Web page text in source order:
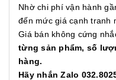
Nhờ chi phí vận hành
đến mức giá cạnh tranh
Giá bán không cứng
từng sản phẩm, số
hàng.
Hãy nhắn Zalo